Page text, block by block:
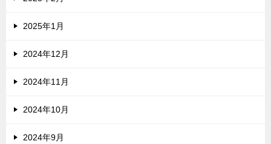
2025年1月
2024年12月
2024年11月
2024年10月
2024年9月